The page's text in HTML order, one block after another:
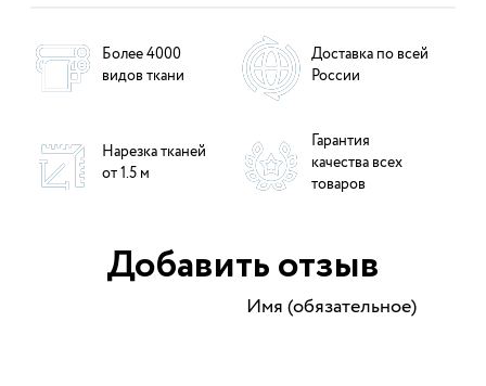
Более 4000
видов ткани
Доставка по всей
России
Нарезка тканей
от 1.5 м
Гарантия
качества всех
товаров
Добавить отзыв
Имя (обязательное)